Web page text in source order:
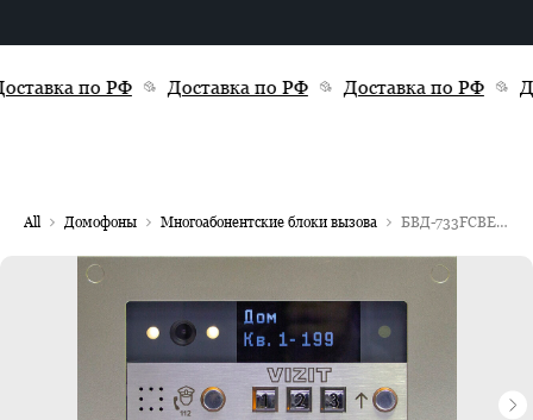
по РФ Доставка по РФ Доставка по РФ
All Домофоны Многоабонентские блоки вызова БВД-733FCBE2 блок вызова домофона Vizit